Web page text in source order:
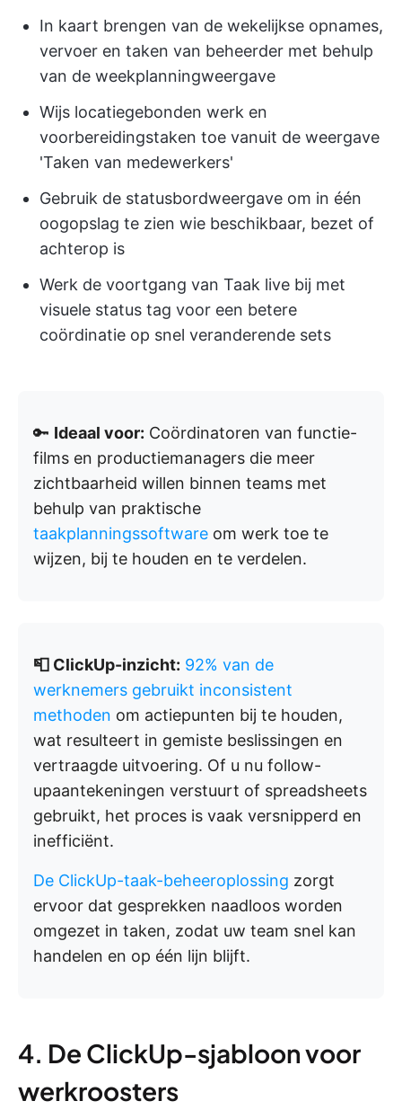
In kaart brengen van de wekelijkse opnames,
vervoer en taken van beheerder met behulp
van de weekplanningweergave
Wijs locatiegebonden werk en
voorbereidingstaken toe vanuit de weergave
'Taken van medewerkers'
Gebruik de statusbordweergave om in één
oogopslag te zien wie beschikbaar, bezet of
achterop is
Werk de voortgang van Taak live bij met
visuele status tag voor een betere
coördinatie op snel veranderende sets
🔑 Ideaal voor: Coördinatoren van functie-
films en productiemanagers die meer
zichtbaarheid willen binnen teams met
behulp van praktische
taakplanningssoftware om werk toe te
wijzen, bij te houden en te verdelen.
📮 ClickUp-inzicht: 92% van de
werknemers gebruikt inconsistent
methoden om actiepunten bij te houden,
wat resulteert in gemiste beslissingen en
vertraagde uitvoering. Of u nu follow-
upaantekeningen verstuurt of spreadsheets
gebruikt, het proces is vaak versnipperd en
inefficiënt.
De ClickUp-taak-beheeroplossing zorgt
ervoor dat gesprekken naadloos worden
omgezet in taken, zodat uw team snel kan
handelen en op één lijn blijft.
4. De ClickUp-sjabloon voor
werkroosters